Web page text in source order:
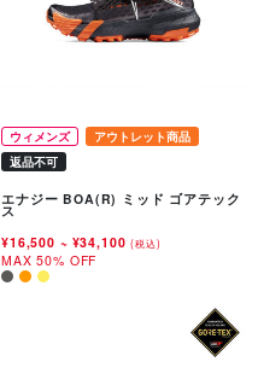
ウィメンズ
アウトレット商品
返品不可
エナジー BOA(R) ミッド ゴアテック
ス
¥16,500 ~ ¥34,100(税込)
MAX 50% OFF